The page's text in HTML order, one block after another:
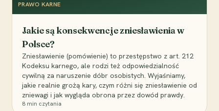
PRAWO KARNE
Jakie są konsekwencje zniesławienia w
Polsce?
Zniesławienie (pomówienie) to przestępstwo z art. 212
Kodeksu karnego, ale rodzi też odpowiedzialność
cywilną za naruszenie dóbr osobistych. Wyjaśniamy,
jakie realnie grożą kary, czym różni się zniesławienie od
zniewagi i jak wygląda obrona przez dowód prawdy.
8 min czytania